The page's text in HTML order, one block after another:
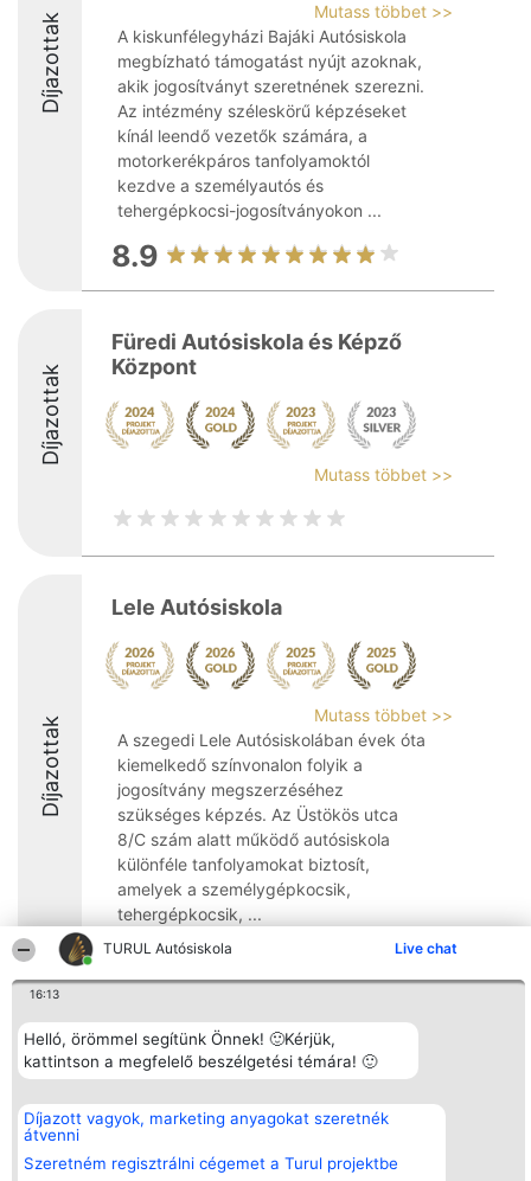
TURUL Autósiskola Live chat
16:13
Helló, örömmel segítünk Önnek! 🙂Kérjük,
kattintson a megfelelő beszélgetési témára! 🙂
Díjazott vagyok, marketing anyagokat szeretnék
átvenni
Szeretném regisztrálni cégemet a Turul projektbe
Díjazottak
Mutass többet >>
A kiskunfélegyházi Bajáki Autósiskola
megbízható támogatást nyújt azoknak,
akik jogosítványt szeretnének szerezni.
Az intézmény széleskörű képzéseket
kínál leendő vezetők számára, a
motorkerékpáros tanfolyamoktól
kezdve a személyautós és
tehergépkocsi-jogosítványokon ...
8.9
Díjazottak
Füredi Autósiskola és Képző
Központ
Mutass többet >>
Díjazottak
Lele Autósiskola
Mutass többet >>
A szegedi Lele Autósiskolában évek óta
kiemelkedő színvonalon folyik a
jogosítvány megszerzéséhez
szükséges képzés. Az Üstökös utca
8/C szám alatt működő autósiskola
különféle tanfolyamokat biztosít,
amelyek a személygépkocsik,
tehergépkocsik, ...
9.4
Rangsorszervező
SC Beautiful Company S.R.L.
Bulevardul Aleea Timișul De
4, Ap. 13
Bukarest 53-238
tel: +363 033 425 71
Népszavazás
Nyertesek
Az összes
listája
Szabályok
Polityka
Elérhetőség